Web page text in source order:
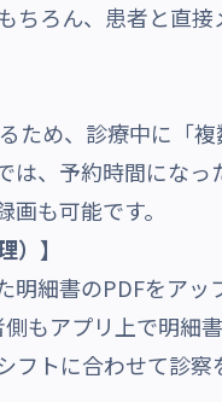
ろん、患者と直
め、診療中に「
、予約時間にな
も可能です。
】
細書のPDFをアッ
もアプリ上で明細
トに合わせて診察